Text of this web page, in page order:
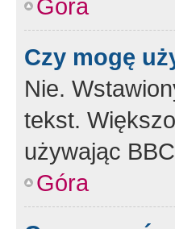
Góra
Czy mogę
Nie.
tekst.
używając
Góra